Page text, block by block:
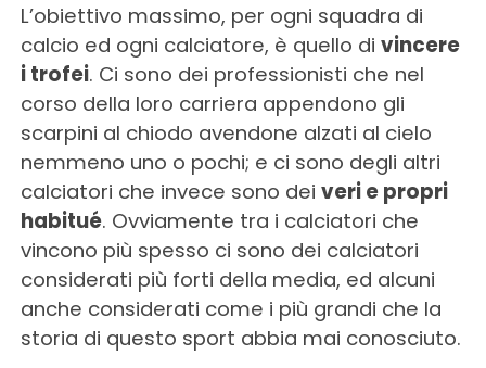
L’obiettivo massimo, per ogni squadra di
calcio ed ogni calciatore, è quello di vincere
i trofei. Ci sono dei professionisti che nel
corso della loro carriera appendono gli
scarpini al chiodo avendone alzati al cielo
nemmeno uno o pochi; e ci sono degli altri
calciatori che invece sono dei veri e propri
habitué. Ovviamente tra i calciatori che
vincono più spesso ci sono dei calciatori
considerati più forti della media, ed alcuni
anche considerati come i più grandi che la
storia di questo sport abbia mai conosciuto.